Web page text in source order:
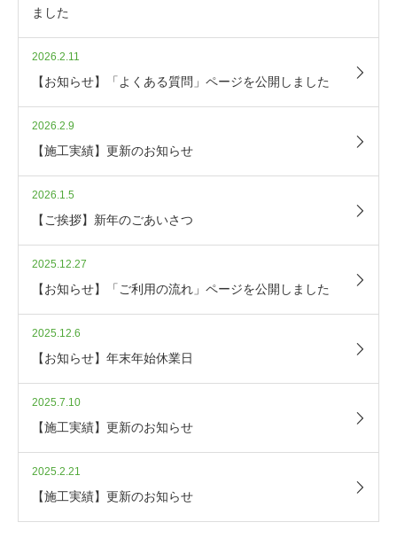
ました
2026.2.11
【お知らせ】「よくある質問」ページを公開しました
2026.2.9
【施工実績】更新のお知らせ
2026.1.5
【ご挨拶】新年のごあいさつ
2025.12.27
【お知らせ】「ご利用の流れ」ページを公開しました
2025.12.6
【お知らせ】年末年始休業日
2025.7.10
【施工実績】更新のお知らせ
2025.2.21
【施工実績】更新のお知らせ